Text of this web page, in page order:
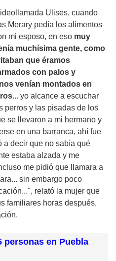
Ulises, cuando
Merary pedía los alimentos
mi esposo, en eso muy
muchísima gente, como
que éramos
con palos y
venían montados en
... yo alcance a escuchar
perros y las pisadas de los
se llevaron a mi hermano y
en una barranca, ahí fue
a decir que no sabía qué
estaba alzada y me
me pidió que llamara a
sin embargo poco
relató la mujer que
familiares horas después,
personas en Puebla